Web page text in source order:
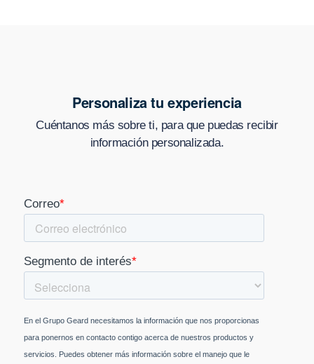
Personaliza tu experiencia
Cuéntanos más sobre ti, para que puedas recibir
información personalizada.